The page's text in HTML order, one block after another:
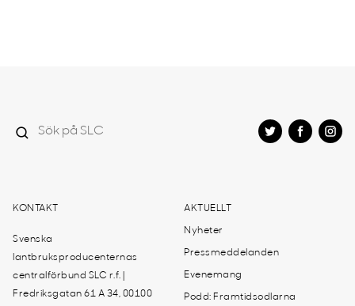
KONTAKT
Svenska
lantbruksproducenternas
centralförbund SLC r.f. |
Fredriksgatan 61 A 34, 00100
AKTUELLT
Nyheter
Pressmeddelanden
Evenemang
Podd: Framtidsodlarna